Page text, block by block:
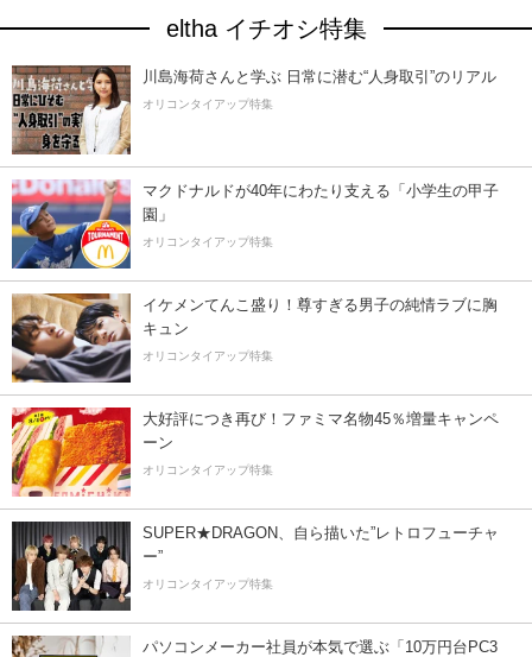
eltha イチオシ特集
川島海荷さんと学ぶ 日常に潜む“人身取引”のリアル
オリコンタイアップ特集
マクドナルドが40年にわたり支える「小学生の甲子
園」
オリコンタイアップ特集
イケメンてんこ盛り！尊すぎる男子の純情ラブに胸
キュン
オリコンタイアップ特集
大好評につき再び！ファミマ名物45％増量キャンペ
ーン
オリコンタイアップ特集
SUPER★DRAGON、自ら描いた”レトロフューチャ
ー”
オリコンタイアップ特集
パソコンメーカー社員が本気で選ぶ「10万円台PC3